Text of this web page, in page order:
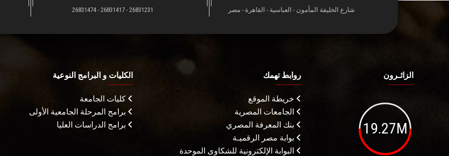
شارع الخليفة المأمون - العباسية - القاهرة - مصر 26831231 - 26831417 - 26831474
الزائـرون
19.27M
روابط تهمك
خريطة الموقع
الجامعات المصرية
بنك المعرفة المصري
بوابة مصر الرقميـة
البوابة الإلكترونية للشكاوى الموحدة
الكليات و البرامج النوعية
كليات الجامعة
برامج المرحلة الجامعية الأولى
برامج الدراسات العليا